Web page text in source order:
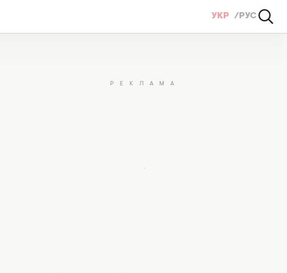
УКР РУС